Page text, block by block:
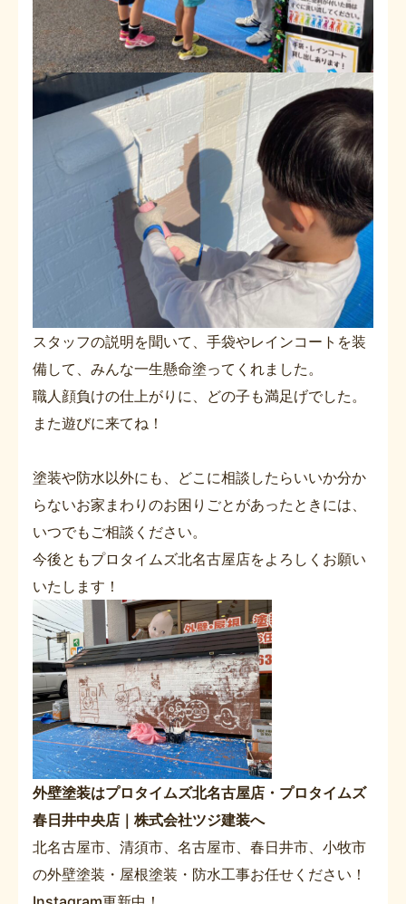
スタッフの説明を聞いて、手袋やレインコートを装
備して、みんな一生懸命塗ってくれました。
職人顔負けの仕上がりに、どの子も満足げでした。
また遊びに来てね！
塗装や防水以外にも、どこに相談したらいいか分か
らないお家まわりのお困りごとがあったときには、
いつでもご相談ください。
今後ともプロタイムズ北名古屋店をよろしくお願い
いたします！
外壁塗装はプロタイムズ北名古屋店・プロタイムズ
春日井中央店｜株式会社ツジ建装へ
北名古屋市、清須市、名古屋市、春日井市、小牧市
の外壁塗装・屋根塗装・防水工事お任せください！